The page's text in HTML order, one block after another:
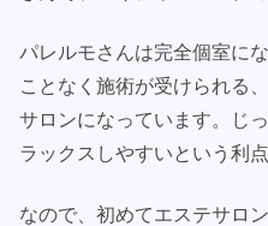
パレルモさんは完全個室に
ことなく施術が受けられる
サロンになっています。じ
ラックスしやすいという利
なので、初めてエステサロ